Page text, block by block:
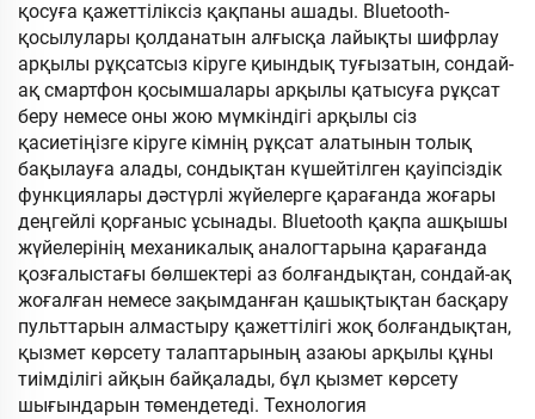
қосуға қажеттіліксіз қақпаны ашады. Bluetooth-
қосылулары қолданатын алғысқа лайықты шифрлау
арқылы рұқсатсыз кіруге қиындық туғызатын, сондай-
ақ смартфон қосымшалары арқылы қатысуға рұқсат
беру немесе оны жою мүмкіндігі арқылы сіз
қасиетіңізге кіруге кімнің рұқсат алатынын толық
бақылауға алады, сондықтан күшейтілген қауіпсіздік
функциялары дәстүрлі жүйелерге қарағанда жоғары
деңгейлі қорғаныс ұсынады. Bluetooth қақпа ашқышы
жүйелерінің механикалық аналогтарына қарағанда
қозғалыстағы бөлшектері аз болғандықтан, сондай-ақ
жоғалған немесе зақымданған қашықтықтан басқару
пульттарын алмастыру қажеттілігі жоқ болғандықтан,
қызмет көрсету талаптарының азаюы арқылы құны
тиімділігі айқын байқалады, бұл қызмет көрсету
шығындарын төмендетеді. Технология